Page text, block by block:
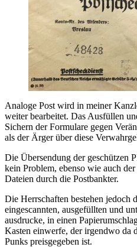
Analoge Post wird in meiner
weiter bearbeitet. Das Ausfüllen
Sichern der Formulare gegen
als der Ärger über diese
Die Übersendung der geschützen
kein Problem, ebenso wie auch
Dateien durch die Postbankter.
Die Herrschaften bestehen jedoch
eingescannten, ausgefüllten und
ausdrucke, in einen
Kasten einwerfe, der irgendwo da
Punks preisgegeben ist.